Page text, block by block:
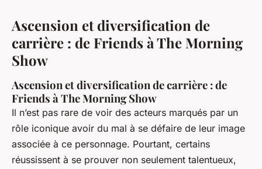
Ascension et diversification de
carrière : de Friends à The Morning
Show
Ascension et diversification de carrière : de
Friends à The Morning Show
Il n’est pas rare de voir des acteurs marqués par un
rôle iconique avoir du mal à se défaire de leur image
associée à ce personnage. Pourtant, certains
réussissent à se prouver non seulement talentueux,